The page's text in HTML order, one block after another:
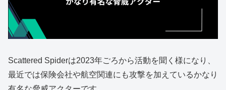
Scattered Spiderは2023年ごろから活動を聞く様になり、
最近では保険会社や航空関連にも攻撃を加えているかなり